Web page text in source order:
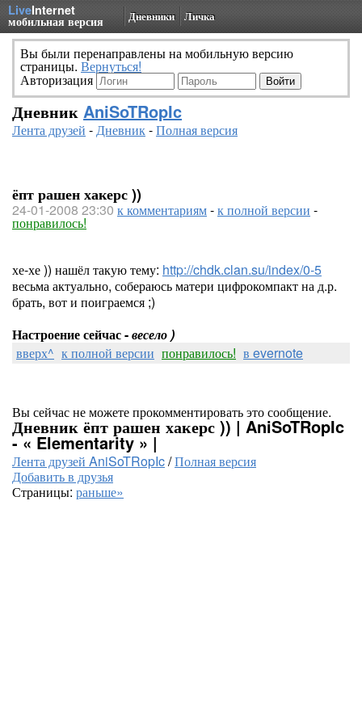
LiveInternet
мобильная версия Дневники Личка
Вы были перенаправлены на мобильную версию
страницы. Вернуться!
Авторизация
Дневник AniSoTRopIc
Лента друзей -Дневник-Полная версия
ёпт рашен хакерс ))
24-01-2008 23:30 к комментариям-к полной версии -
понравилось!
хе-хе )) нашёл такую тему: http://chdk.clan.su/index/0-5
весьма актуально, собераюсь матери цифрокомпакт на д.р.
брать, вот и поиграемся ;)
Настроение сейчас -весело )
вверх^ к полной версии понравилось! в evernote
Вы сейчас не можете прокомментировать это сообщение.
Дневник ёпт рашен хакерс )) | AniSoTRopIc
- « Elementarity » |
Лента друзей AniSoTRopIc/Полная версия
Добавить в друзья
Страницы: раньше»